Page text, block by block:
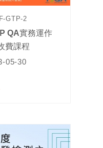
GTP-2
QA實務運作
費課程
05-30